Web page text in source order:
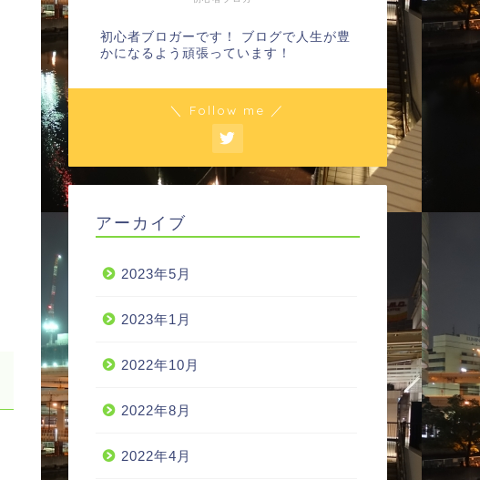
初心者ブロガーです！ ブログで人生が豊
かになるよう頑張っています！
＼ Follow me ／
アーカイブ
2023年5月
2023年1月
2022年10月
2022年8月
2022年4月